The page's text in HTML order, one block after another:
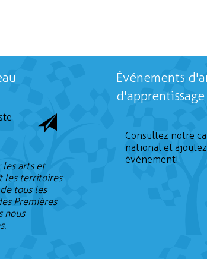
les arts et
les territoires
tous les
Premières
nous
Événements
d'apprentissage
Consultez notre
national et
événement!